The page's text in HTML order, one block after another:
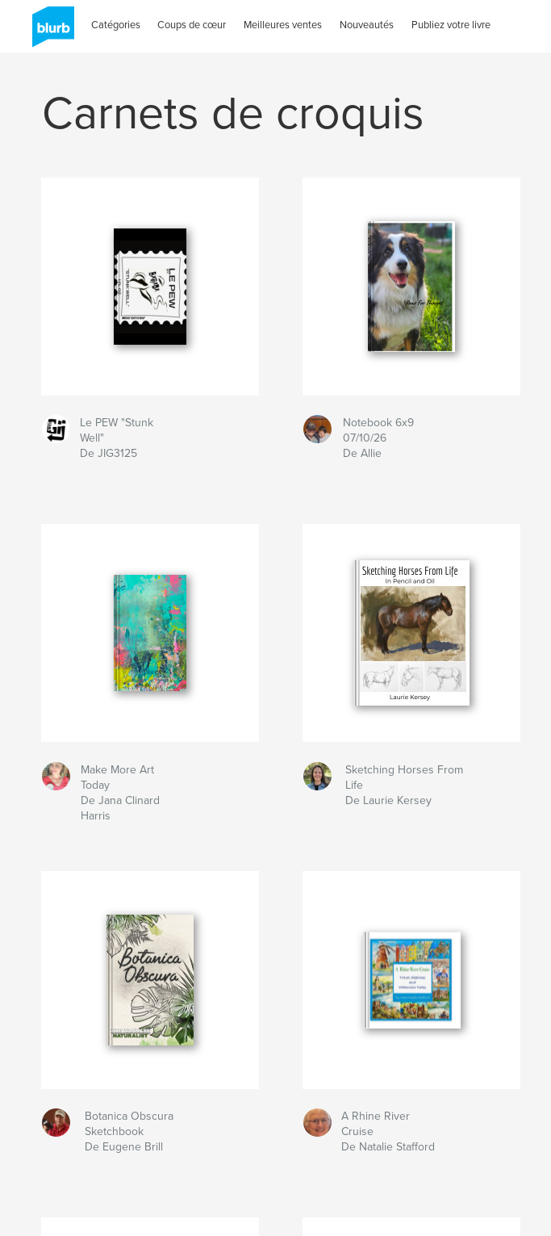
Catégories Coups de cœur Meilleures ventes Nouveautés Publiez votre livre
Carnets de croquis
Le PEW "Stunk
Well"
De JIG3125
Notebook 6x9
07/10/26
De Allie
Make More Art
Today
De Jana Clinard
Harris
Sketching Horses From
Life
De Laurie Kersey
Botanica Obscura
Sketchbook
De Eugene Brill
A Rhine River
Cruise
De Natalie Stafford